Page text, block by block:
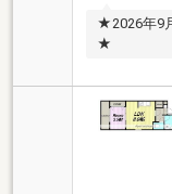
★2026年9
★